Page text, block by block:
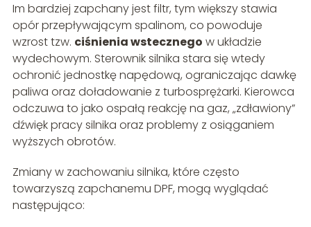
Im bardziej zapchany jest filtr, tym większy stawia
opór przepływającym spalinom, co powoduje
wzrost tzw. ciśnienia wstecznego w układzie
wydechowym. Sterownik silnika stara się wtedy
ochronić jednostkę napędową, ograniczając dawkę
paliwa oraz doładowanie z turbosprężarki. Kierowca
odczuwa to jako ospałą reakcję na gaz, „zdławiony”
dźwięk pracy silnika oraz problemy z osiąganiem
wyższych obrotów.
Zmiany w zachowaniu silnika, które często
towarzyszą zapchanemu DPF, mogą wyglądać
następująco: